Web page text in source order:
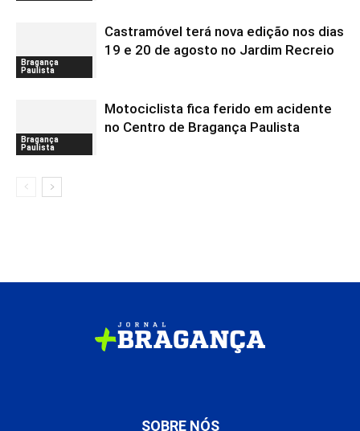
Bragança
Paulista
Castramóvel terá nova edição nos dias
19 e 20 de agosto no Jardim Recreio
Bragança
Paulista
Motociclista fica ferido em acidente
no Centro de Bragança Paulista
SOBRE NÓS